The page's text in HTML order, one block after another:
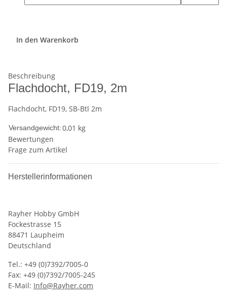
In den Warenkorb
Beschreibung
Flachdocht, FD19, 2m
Flachdocht, FD19, SB-Btl 2m
Versandgewicht:0,01 kg
Bewertungen
Frage zum Artikel
Herstellerinformationen
Rayher Hobby GmbH
Fockestrasse 15
88471 Laupheim
Deutschland
Tel.: +49 (0)7392/7005-0
Fax: +49 (0)7392/7005-245
E-Mail: Info@Rayher.com